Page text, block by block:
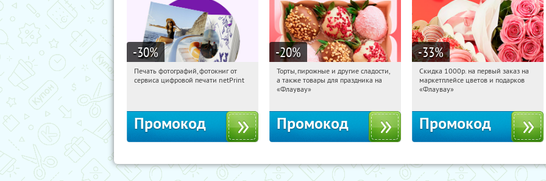
-30%
12:31:22 Получили:
Печать фотографий, фотокниг от
сервиса цифровой печати netPrint
Промокод
-20%
12:31:22 Получили:
Россия
Торты, пирожные и другие сладости,
а также товары для праздника на
«Флаувау»
Промокод
-33%
12:31:22 Получили:
Россия
Скидка 1000р. на первый заказ на
маркетплейсе цветов и подарков
«Флаувау»
Промокод